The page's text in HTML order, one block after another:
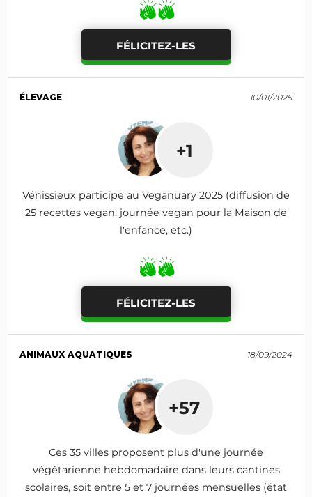
FÉLICITEZ-LES
ÉLEVAGE 10/01/2025
+1
Vénissieux participe au Veganuary 2025 (diffusion de
25 recettes vegan, journée vegan pour la Maison de
l'enfance, etc.)
FÉLICITEZ-LES
ANIMAUX AQUATIQUES 18/09/2024
+57
Ces 35 villes proposent plus d'une journée
végétarienne hebdomadaire dans leurs cantines
scolaires, soit entre 5 et 7 journées mensuelles (état